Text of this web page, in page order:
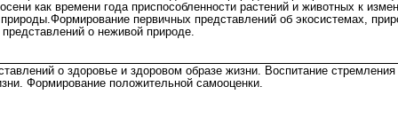
как времени года приспособленности растений и животных к
первичных представлений об экосистемах,
о неживой природе.
о здоровье и здоровом образе жизни. Воспитание стремления
Формирование положительной самооценки.